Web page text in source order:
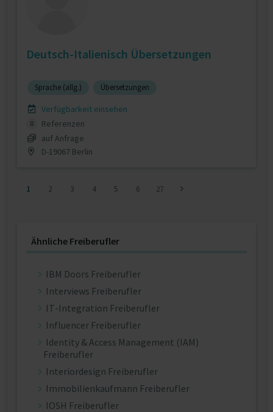
Deutsch-Italienisch Übersetzungen
Sprache (allg.) Übersetzungen
Verfügbarkeit einsehen
0
Referenzen
auf Anfrage
D-19067 Berlin
1 2 3 4 5 6 27
Ähnliche Freiberufler
IBM Doors Freiberufler
Interviews Freiberufler
IT-Integration Freiberufler
Influencer Freiberufler
Identity & Access Management (IAM)
Freiberufler
Interiordesign Freiberufler
Immobilienkaufmann Freiberufler
IOSH Freiberufler